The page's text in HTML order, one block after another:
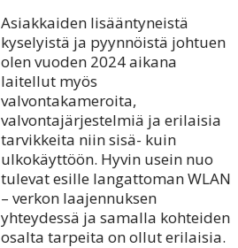
Asiakkaiden lisääntyneistä
kyselyistä ja pyynnöistä johtuen
olen vuoden 2024 aikana
laitellut myös
valvontakameroita,
valvontajärjestelmiä ja erilaisia
tarvikkeita niin sisä- kuin
ulkokäyttöön. Hyvin usein nuo
tulevat esille langattoman WLAN
– verkon laajennuksen
yhteydessä ja samalla kohteiden
osalta tarpeita on ollut erilaisia.